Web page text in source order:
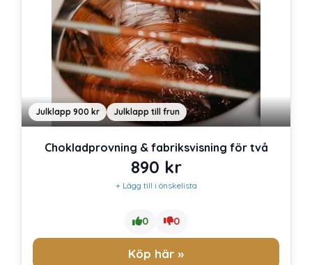
Julklapp 900 kr Julklapp till frun
Chokladprovning & fabriksvisning för två
890 kr
+ Lägg till i önskelista
0 0
Köp här »